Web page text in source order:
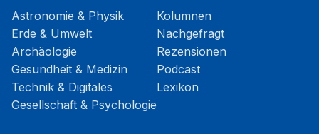
Astronomie & Physik
Erde & Umwelt
Archäologie
Gesundheit & Medizin
Technik & Digitales
Gesellschaft & Psychologie
Kolumnen
Nachgefragt
Rezensionen
Podcast
Lexikon